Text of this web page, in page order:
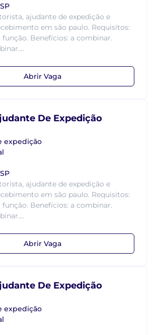
ajudante de expedição e
em são paulo. Requisitos:
função. Benefícios: a combinar.
Abrir Vaga
De Expedição
expedição
ajudante de expedição e
em são paulo. Requisitos:
função. Benefícios: a combinar.
Abrir Vaga
De Expedição
expedição